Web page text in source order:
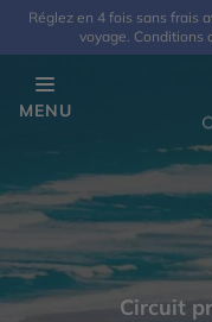
Réglez en 4 fois sans frais
voyage. Conditions
MENU
Circuit